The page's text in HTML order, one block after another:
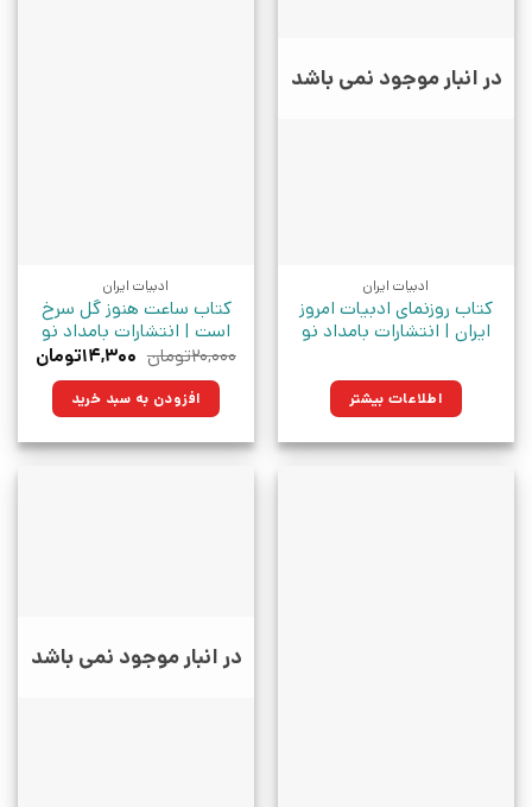
در انبار موجود نمی باشد
ادبیات ایران
کتاب روزنمای ادبیات امروز
ایران | انتشارات بامداد نو
اطلاعات بیشتر
ادبیات ایران
کتاب ساعت هنوز گل سرخ
است | انتشارات بامداد نو
۲۰,۰۰۰تومان قیمت
۲۰,۰۰۰تومان
بود.
۱۴,۳۰۰تومان
افزودن به سبد خرید
در انبار موجود نمی باشد